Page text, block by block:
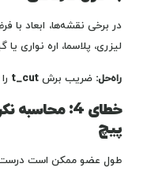
در برخی نقشه‌ها، ابعاد
لیزری، پلاسما، اره نواری
راه‌حل: ضریب برش t_cut
خطای 4:
پیچ
طول عضو ممکن است درست